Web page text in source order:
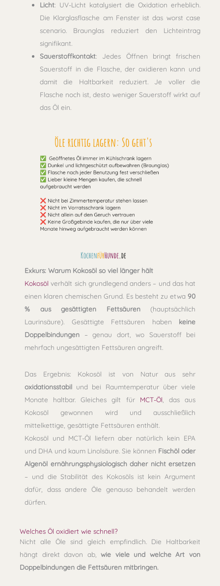
Licht: UV-Licht katalysiert die Oxidation erheblich.
Die Klarglasflasche am Fenster ist das worst case
scenario. Braunglas reduziert den Lichteintrag
signifikant.
Sauerstoffkontakt: Jedes Öffnen bringt frischen
Sauerstoff in die Flasche, der oxidieren kann und
damit die Haltbarkeit reduziert. Je voller die
Flasche noch ist, desto weniger Sauerstoff wirkt auf
das Öl ein.
Exkurs: Warum Kokosöl so viel länger hält
Kokosöl verhält sich grundlegend anders – und das hat
einen klaren chemischen Grund. Es besteht zu etwa 90
% aus gesättigten Fettsäuren(hauptsächlich
Laurinsäure). Gesättigte Fettsäuren haben keine
Doppelbindungen – genau dort, wo Sauerstoff bei
mehrfach ungesättigten Fettsäuren angreift.
Das Ergebnis: Kokosöl ist von Natur aus sehr
oxidationsstabil und bei Raumtemperatur über viele
Monate haltbar. Gleiches gilt für MCT-Öl , das aus
Kokosöl gewonnen wird und ausschließlich
mittelkettige, gesättigte Fettsäuren enthält.
Kokosöl und MCT-Öl liefern aber natürlich kein EPA
und DHA und kaum Linolsäure. Sie können Fischöl oder
Algenöl ernährungsphysiologisch daher nicht ersetzen
– und die Stabilität des Kokosöls ist kein Argument
dafür, dass andere Öle genauso behandelt werden
dürfen.
Welches Öl oxidiert wie schnell?
Nicht alle Öle sind gleich empfindlich. Die Haltbarkeit
hängt direkt davon ab,wie viele und welche Art von
Doppelbindungen die Fettsäuren mitbringen.